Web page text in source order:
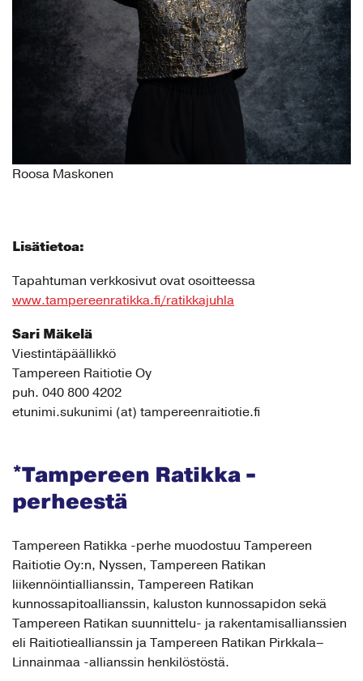
Roosa Maskonen
Lisätietoa:
Tapahtuman verkkosivut ovat osoitteessa
www.tampereenratikka.fi/ratikkajuhla
Sari Mäkelä
Viestintäpäällikkö
Tampereen Raitiotie Oy
puh. 040 800 4202
etunimi.sukunimi (at) tampereenraitiotie.fi
*Tampereen Ratikka -
perheestä
Tampereen Ratikka -perhe muodostuu Tampereen
Raitiotie Oy:n, Nyssen, Tampereen Ratikan
liikennöintiallianssin, Tampereen Ratikan
kunnossapitoallianssin, kaluston kunnossapidon sekä
Tampereen Ratikan suunnittelu- ja rakentamisallianssien
eli Raitiotieallianssin ja Tampereen Ratikan Pirkkala–
Linnainmaa -allianssin henkilöstöstä.